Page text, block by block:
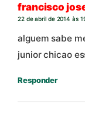
francisco
22 de abril de 2014 às
alguem sabe
junior chicao
Responder